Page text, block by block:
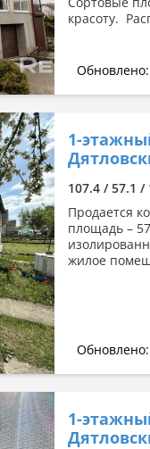
красоту.
1-
107.4 / 57.1 /
Продается
площадь –
жилое
1-